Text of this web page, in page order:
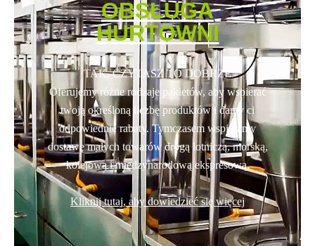
OBSŁUGA
HURTOWNI
TAK, CZYTASZ TO DOBRZE
Oferujemy różne rodzaje pakietów, aby wspierać
twoją określoną liczbę produktów i damy ci
odpowiednie rabaty. Tymczasem wspieramy
dostawę małych towarów drogą lotniczą, morską,
kolejową i międzynarodową ekspresową.
Kliknij tutaj, aby dowiedzieć się więcej